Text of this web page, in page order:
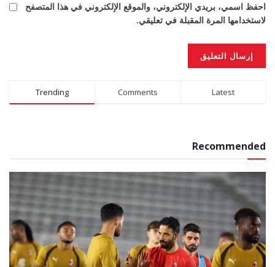
احفظ اسمي، بريدي الإلكتروني، والموقع الإلكتروني في هذا المتصفح
لاستخدامها المرة المقبلة في تعليقي.
Alternative:
Trending Comments Latest
Recommended